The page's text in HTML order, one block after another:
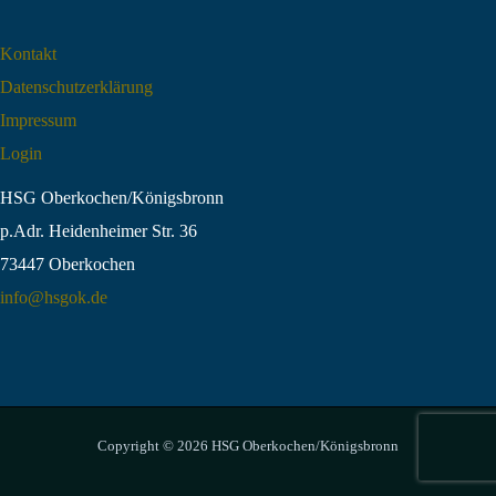
Kontakt
Datenschutz­erklärung
Impressum
Login
HSG Oberkochen/Königsbronn
p.Adr. Heidenheimer Str. 36
73447 Oberkochen
info@hsgok.de
Copyright © 2026 HSG Oberkochen/Königsbronn